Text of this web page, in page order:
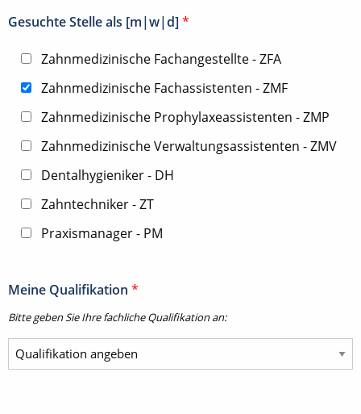
Gesuchte Stelle als [m|w|d] *
Zahnmedizinische Fachangestellte - ZFA
Zahnmedizinische Fachassistenten - ZMF
Zahnmedizinische Prophylaxeassistenten - ZMP
Zahnmedizinische Verwaltungsassistenten - ZMV
Dentalhygieniker - DH
Zahntechniker - ZT
Praxismanager - PM
Meine Qualifikation *
Bitte geben Sie Ihre fachliche Qualifikation an: